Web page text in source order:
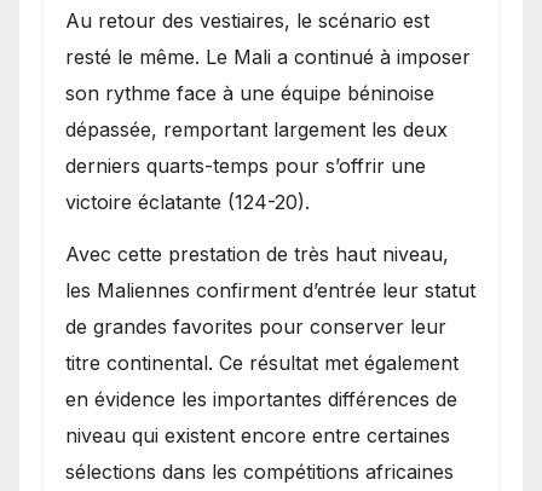
Au retour des vestiaires, le scénario est
resté le même. Le Mali a continué à imposer
son rythme face à une équipe béninoise
dépassée, remportant largement les deux
derniers quarts-temps pour s’offrir une
victoire éclatante (124-20).
Avec cette prestation de très haut niveau,
les Maliennes confirment d’entrée leur statut
de grandes favorites pour conserver leur
titre continental. Ce résultat met également
en évidence les importantes différences de
niveau qui existent encore entre certaines
sélections dans les compétitions africaines